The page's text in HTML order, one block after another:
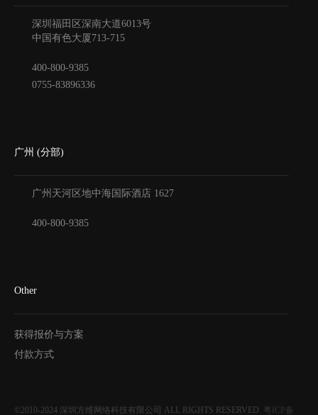
深圳福田区深南大道6013号
中国有色大厦713-715
400-800-9385
0755-83896336
广州 (分部)
广州天河区地中海国际酒店 1627
400-800-9385
Other
获得报价与方案
付款方式
©2010-2024 深圳方维网络科技有限公司 ALL RIGHTS RESERVED. 粤ICP备